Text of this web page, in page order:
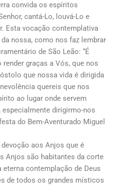
convida os espíritos
cantá-Lo, louvá-Lo e
Esta vocação contemplativa
nossa, como nos faz lembrar
de São Leão: “É
render graças a Vós, que nos
que nossa vida é dirigida
quereis que nos
ao lugar onde servem
especialmente dirigirmo-nos
do Bem-Aventurado Miguel
aos Anjos que é
Anjos são habitantes da corte
eterna contemplação de Deus
de todos os grandes místicos